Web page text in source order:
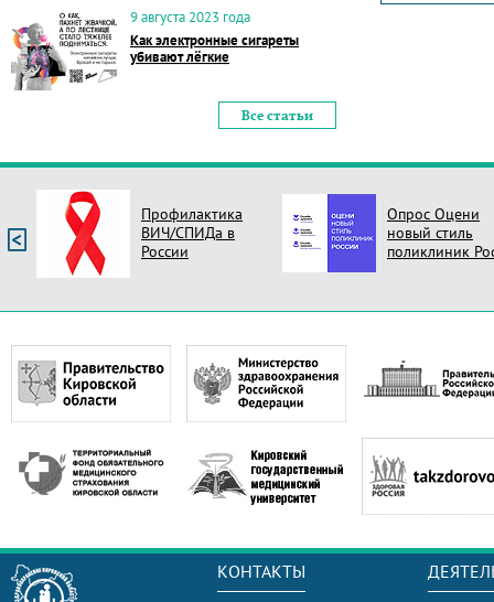
9 августа 2023 года
Как электронные сигареты
убивают лёгкие
Все статьи
Профилактика
ВИЧ/СПИДа в
России
Опрос Оцени
новый стиль
поликлиник
КОНТАКТЫ